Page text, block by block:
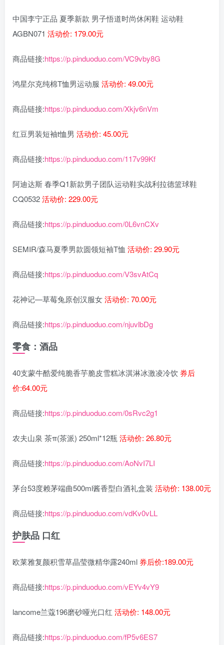
中国李宁正品 夏季新款 男子悟道时尚休闲鞋 运动鞋
AGBN071 活动价: 179.00元
商品链接:https://p.pinduoduo.com/VC9vby8G
鸿星尔克纯棉T恤男运动服 活动价: 49.00元
商品链接:https://p.pinduoduo.com/Xkjv6nVm
红豆男装短袖t恤男 活动价: 45.00元
商品链接:https://p.pinduoduo.com/117v99Kf
阿迪达斯 春季Q1新款男子团队运动鞋实战利拉德篮球鞋
CQ0532活动价: 229.00元
商品链接:https://p.pinduoduo.com/0L6vnCXv
SEMIR/森马夏季男款圆领短袖T恤 活动价: 29.90元
商品链接:https://p.pinduoduo.com/V3svAtCq
花神记—草莓兔原创汉服女活动价: 70.00元
商品链接:https://p.pinduoduo.com/njuvlbDg
零食：酒品
40支蒙牛酷爱纯脆香芋脆皮雪糕冰淇淋冰激凌冷饮 券后
价:64.00元
商品链接:https://p.pinduoduo.com/0sRvc2g1
农夫山泉 茶π(茶派) 250ml*12瓶 活动价: 26.80元
商品链接:https://p.pinduoduo.com/AoNvI7LI
茅台53度赖茅端曲500ml酱香型白酒礼盒装 活动价: 138.00元
商品链接:https://p.pinduoduo.com/vdKv0vLL
护肤品 口红
欧莱雅复颜积雪草晶莹微精华露240ml 券后价:189.00元
商品链接:https://p.pinduoduo.com/vEYv4vY9
lancome兰蔻196磨砂哑光口红 活动价: 148.00元
商品链接:https://p.pinduoduo.com/fP5v6ES7